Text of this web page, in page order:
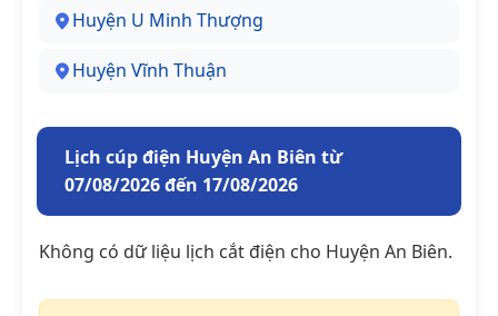
Huyện U Minh Thượng
Huyện Vĩnh Thuận
Lịch cúp điện Huyện An Biên từ
07/08/2026 đến 17/08/2026
Không có dữ liệu lịch cắt điện cho Huyện An Biên.